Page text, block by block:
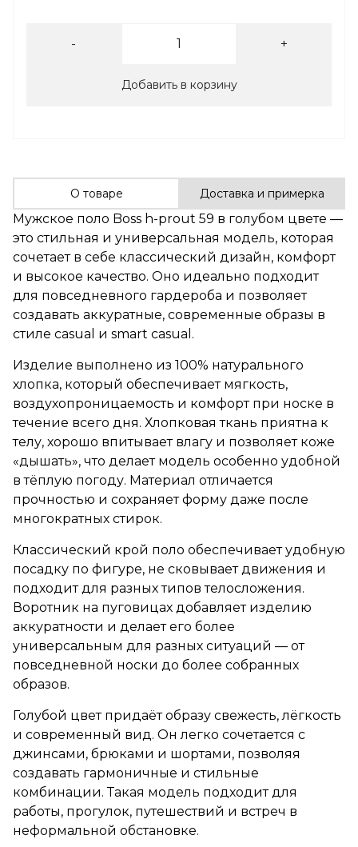
- +
Добавить в корзину
О товаре Доставка и примерка
Мужское поло Boss h-prout 59 в голубом цвете —
это стильная и универсальная модель, которая
сочетает в себе классический дизайн, комфорт
и высокое качество. Оно идеально подходит
для повседневного гардероба и позволяет
создавать аккуратные, современные образы в
стиле casual и smart casual.
Изделие выполнено из 100% натурального
хлопка, который обеспечивает мягкость,
воздухопроницаемость и комфорт при носке в
течение всего дня. Хлопковая ткань приятна к
телу, хорошо впитывает влагу и позволяет коже
«дышать», что делает модель особенно удобной
в тёплую погоду. Материал отличается
прочностью и сохраняет форму даже после
многократных стирок.
Классический крой поло обеспечивает удобную
посадку по фигуре, не сковывает движения и
подходит для разных типов телосложения.
Воротник на пуговицах добавляет изделию
аккуратности и делает его более
универсальным для разных ситуаций — от
повседневной носки до более собранных
образов.
Голубой цвет придаёт образу свежесть, лёгкость
и современный вид. Он легко сочетается с
джинсами, брюками и шортами, позволяя
создавать гармоничные и стильные
комбинации. Такая модель подходит для
работы, прогулок, путешествий и встреч в
неформальной обстановке.